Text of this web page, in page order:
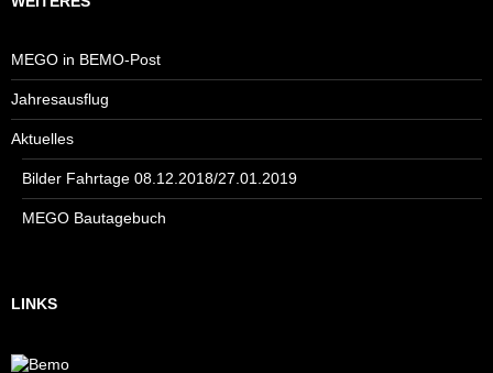
MEGO in BEMO-Post
Jahresausflug
Aktuelles
Bilder Fahrtage 08.12.2018/27.01.2019
MEGO Bautagebuch
LINKS